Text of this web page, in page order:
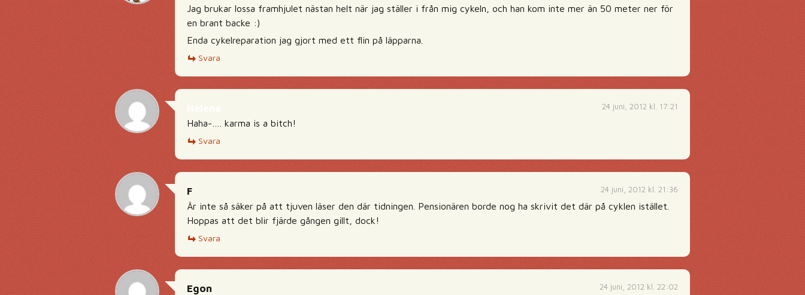
Jag brukar lossa framhjulet nästan helt när jag ställer i från mig cykeln, och han kom inte mer än 50 meter ner för
en brant backe :)
Enda cykelreparation jag gjort med ett flin på läpparna.
Svara
24 juni, 2012 kl. 17:21
Haha-…. karma is a bitch!
Svara
24 juni, 2012 kl. 21:36
F
Är inte så säker på att tjuven läser den där tidningen. Pensionären borde nog ha skrivit det där på cyklen istället.
Hoppas att det blir fjärde gången gillt, dock!
Svara
24 juni, 2012 kl. 22:02
Egon